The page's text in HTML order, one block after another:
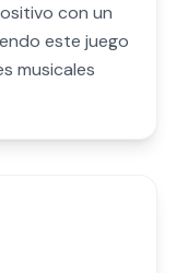
con un
este juego
musicales